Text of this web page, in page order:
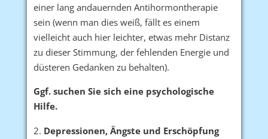
einer lang andauernden Antihormontherapie
sein (wenn man dies weiß, fällt es einem
vielleicht auch hier leichter, etwas mehr Distanz
zu dieser Stimmung, der fehlenden Energie und
düsteren Gedanken zu behalten).
Ggf. suchen Sie sich eine psychologische
Hilfe.
Depressionen, Ängste und Erschöpfung